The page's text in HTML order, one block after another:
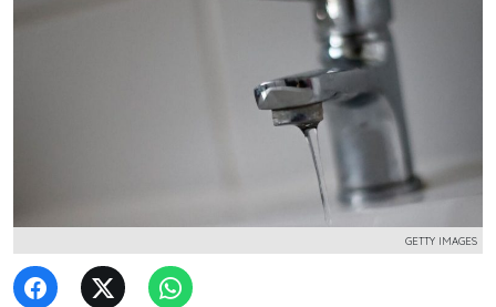
GETTY IMAGES